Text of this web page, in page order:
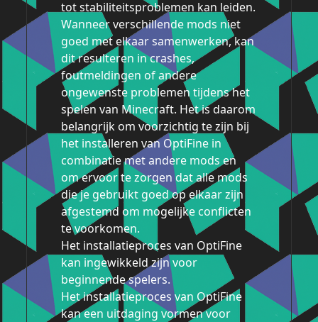
tot stabiliteitsproblemen kan leiden.
Wanneer verschillende mods niet
goed met elkaar samenwerken, kan
dit resulteren in crashes,
foutmeldingen of andere
ongewenste problemen tijdens het
spelen van Minecraft. Het is daarom
belangrijk om voorzichtig te zijn bij
het installeren van OptiFine in
combinatie met andere mods en
om ervoor te zorgen dat alle mods
die je gebruikt goed op elkaar zijn
afgestemd om mogelijke conflicten
te voorkomen.
Het installatieproces van OptiFine
kan ingewikkeld zijn voor
beginnende spelers.
Het installatieproces van OptiFine
kan een uitdaging vormen voor